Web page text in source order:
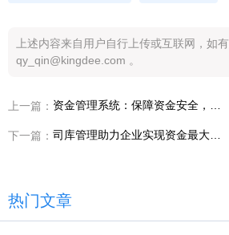
上述内容来自用户自行上传或互联网，如
qy_qin@kingdee.com 。
上一篇：
下一篇：
热门文章